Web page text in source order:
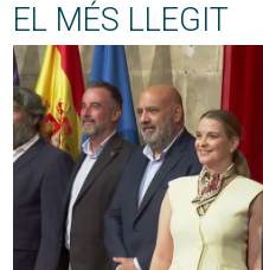
EL MÉS LLEGIT